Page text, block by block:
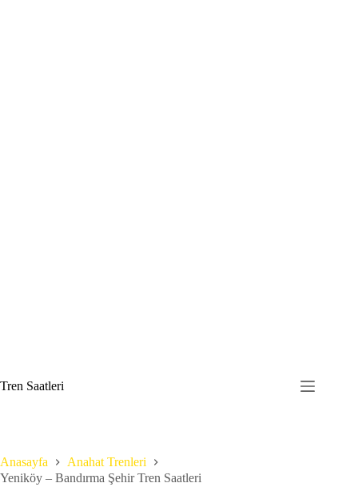
to
content
Tren Saatleri
Anasayfa
Anahat Trenleri
Yeniköy – Bandırma Şehir Tren Saatleri